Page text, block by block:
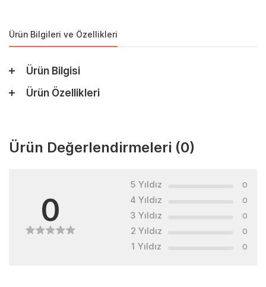
Ürün Bilgileri ve Özellikleri
Ürün Bilgisi
Ürün Özellikleri
Ürün Değerlendirmeleri (0)
0
5 Yıldız 0
4 Yıldız 0
3 Yıldız 0
2 Yıldız 0
1 Yıldız 0